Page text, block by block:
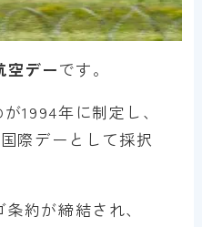
空デーです。
1994年に制定し、
際デーとして採択
約が締結され、